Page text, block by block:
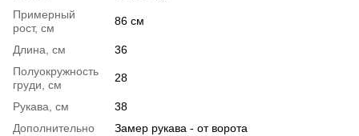
Примерный
рост, см
86 см
Длина, см
36
Полуокружность
груди, см
28
Рукава, см
38
Дополнительно
Замер рукава - от ворота